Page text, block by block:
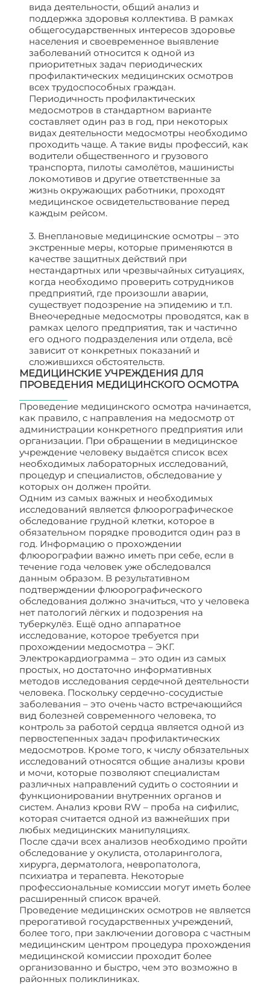
вида деятельности, общий анализ и
поддержка здоровья коллектива. В рамках
общегосударственных интересов здоровье
населения и своевременное выявление
заболеваний относится к одной из
приоритетных задач периодических
профилактических медицинских осмотров
всех трудоспособных граждан.
Периодичность профилактических
медосмотров в стандартном варианте
составляет один раз в год, при некоторых
видах деятельности медосмотры необходимо
проходить чаще. А такие виды профессий, как
водители общественного и грузового
транспорта, пилоты самолётов, машинисты
локомотивов и другие ответственные за
жизнь окружающих работники, проходят
медицинское освидетельствование перед
каждым рейсом.
3. Внеплановые медицинские осмотры – это
экстренные меры, которые применяются в
качестве защитных действий при
нестандартных или чрезвычайных ситуациях,
когда необходимо проверить сотрудников
предприятий, где произошли аварии,
существует подозрение на эпидемию и т.п.
Внеочередные медосмотры проводятся, как в
рамках целого предприятия, так и частично
его одного подразделения или отдела, всё
зависит от конкретных показаний и
сложившихся обстоятельств.
МЕДИЦИНСКИЕ УЧРЕЖДЕНИЯ ДЛЯ
ПРОВЕДЕНИЯ МЕДИЦИНСКОГО ОСМОТРА
Проведение медицинского осмотра начинается,
как правило, с направления на медосмотр от
администрации конкретного предприятия или
организации. При обращении в медицинское
учреждение человеку выдаётся список всех
необходимых лабораторных исследований,
процедур и специалистов, обследование у
которых он должен пройти.
Одним из самых важных и необходимых
исследований является флюорографическое
обследование грудной клетки, которое в
обязательном порядке проводится один раз в
год. Информацию о прохождении
флюорографии важно иметь при себе, если в
течение года человек уже обследовался
данным образом. В результативном
подтверждении флюорографического
обследования должно значиться, что у человека
нет патологий лёгких и подозрения на
туберкулёз. Ещё одно аппаратное
исследование, которое требуется при
прохождении медосмотра – ЭКГ.
Электрокардиограмма – это один из самых
простых, но достаточно информативных
методов исследования сердечной деятельности
человека. Поскольку сердечно-сосудистые
заболевания – это очень часто встречающийся
вид болезней современного человека, то
контроль за работой сердца является одной из
первостепенных задач профилактических
медосмотров. Кроме того, к числу обязательных
исследований относятся общие анализы крови
и мочи, которые позволяют специалистам
различных направлений судить о состоянии и
функционировании внутренних органов и
систем. Анализ крови RW – проба на сифилис,
которая считается одной из важнейших при
любых медицинских манипуляциях.
После сдачи всех анализов необходимо пройти
обследование у окулиста, отоларинголога,
хирурга, дерматолога, невропатолога,
психиатра и терапевта. Некоторые
профессиональные комиссии могут иметь более
расширенный список врачей.
Проведение медицинских осмотров не является
прерогативой государственных учреждений,
более того, при заключении договора с частным
медицинским центром процедура прохождения
медицинской комиссии проходит более
организованно и быстро, чем это возможно в
районных поликлиниках.